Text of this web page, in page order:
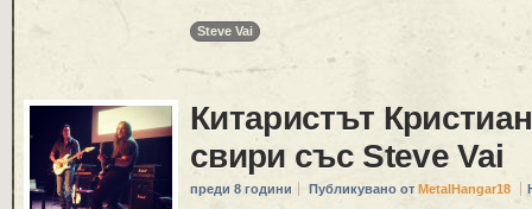
Steve Vai
Китаристът
свири със Steve Vai
преди 8 години Публикувано от MetalHangar18